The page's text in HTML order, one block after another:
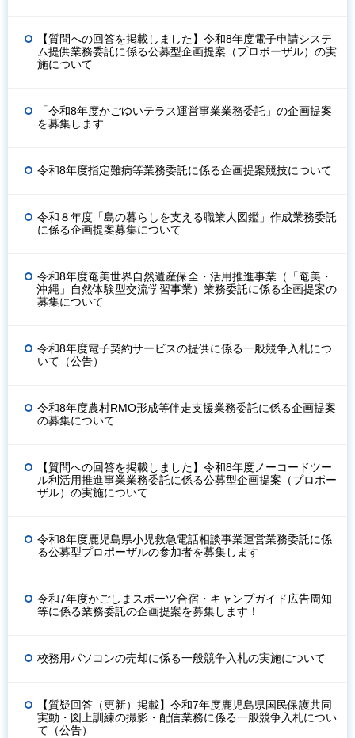
【質問への回答を掲載しました】令和8年度電子申請システ
ム提供業務委託に係る公募型企画提案（プロポーザル）の実
施について
「令和8年度かごゆいテラス運営事業業務委託」の企画提案
を募集します
令和8年度指定難病等業務委託に係る企画提案競技について
令和８年度「島の暮らしを支える職業人図鑑」作成業務委託
に係る企画提案募集について
令和8年度奄美世界自然遺産保全・活用推進事業（「奄美・
沖縄」自然体験型交流学習事業）業務委託に係る企画提案の
募集について
令和8年度電子契約サービスの提供に係る一般競争入札につ
いて（公告）
令和8年度農村RMO形成等伴走支援業務委託に係る企画提案
の募集について
【質問への回答を掲載しました】令和8年度ノーコードツー
ル利活用推進事業業務委託に係る公募型企画提案（プロポー
ザル）の実施について
令和8年度鹿児島県小児救急電話相談事業運営業務委託に係
る公募型プロポーザルの参加者を募集します
令和7年度かごしまスポーツ合宿・キャンプガイド広告周知
等に係る業務委託の企画提案を募集します！
校務用パソコンの売却に係る一般競争入札の実施について
【質疑回答（更新）掲載】令和7年度鹿児島県国民保護共同
実動・図上訓練の撮影・配信業務に係る一般競争入札につい
て（公告）